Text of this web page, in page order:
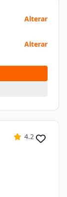
Alterar
Alterar
4.2